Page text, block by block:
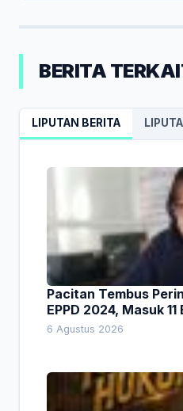
BERITA
LIPUTAN BERITA
Pacitan Tembus
EPPD 2024, Masuk
6 Agustus 2026